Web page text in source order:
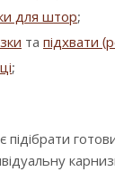
для штор;
та підхвати
;
підібрати